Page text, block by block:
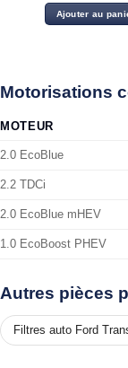
initial
était :
Ajouter au
Motorisations
MOTEUR
2.0 EcoBlue
2.2 TDCi
2.0 EcoBlue mHEV
1.0 EcoBoost PHEV
Autres pièces
Filtres auto Ford